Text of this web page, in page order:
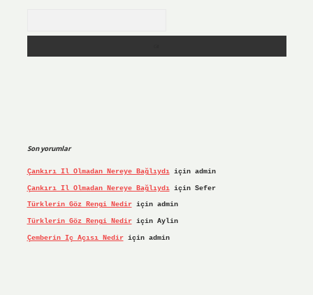
Son yorumlar
Çankırı Il Olmadan Nereye Bağlıydıiçin admin
Çankırı Il Olmadan Nereye Bağlıydıiçin Sefer
Türklerin Göz Rengi Nediriçin admin
Türklerin Göz Rengi Nediriçin Aylin
Çemberin Iç Açısı Nediriçin admin